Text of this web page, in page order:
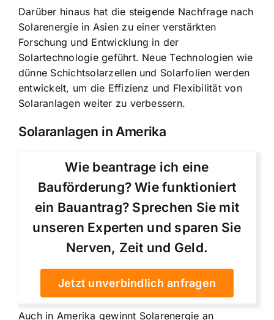
Darüber hinaus hat die steigende Nachfrage nach
Solarenergie in Asien zu einer verstärkten
Forschung und Entwicklung in der
Solartechnologie geführt. Neue Technologien wie
dünne Schichtsolarzellen und Solarfolien werden
entwickelt, um die Effizienz und Flexibilität von
Solaranlagen weiter zu verbessern.
Solaranlagen in Amerika
Wie beantrage ich eine
Bauförderung? Wie funktioniert
ein Bauantrag? Sprechen Sie mit
unseren Experten und sparen Sie
Nerven, Zeit und Geld.
Jetzt unverbindlich anfragen
Auch in Amerika gewinnt Solarenergie an